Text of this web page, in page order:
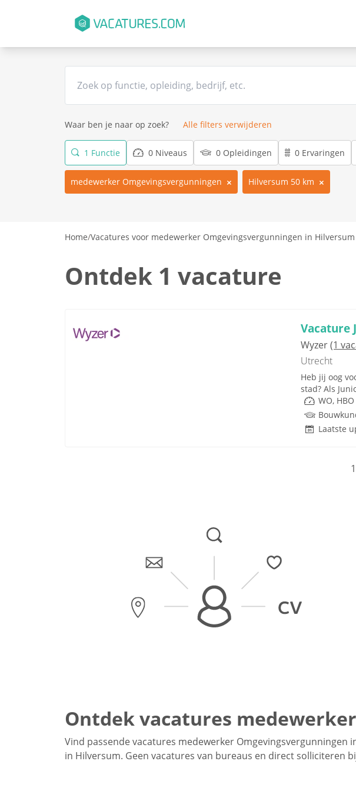
Waar ben je naar op zoek? Alle filters verwijderen
1 Functie 0 Niveaus 0 Opleidingen 0 Ervaringen
medewerker Omgevingsvergunningen Hilversum 50 km
Home/Vacatures voor medewerker Omgevingsvergunningen in Hilversum
Ontdek 1 vacature
Vacature
Wyzer(1
Utrecht
Heb jij oog
stad? Als
WO, HBO
Laatste
Ontdek vacatures
Vind passende vacatures medewerker
in Hilversum. Geen vacatures van bureaus en direct solliciteren